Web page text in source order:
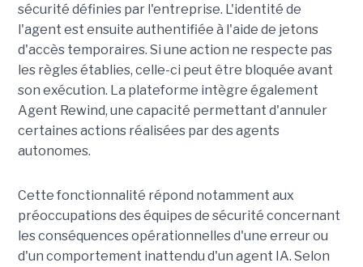
sécurité définies par l'entreprise. L'identité de
l'agent est ensuite authentifiée à l'aide de jetons
d'accès temporaires. Si une action ne respecte pas
les règles établies, celle-ci peut être bloquée avant
son exécution. La plateforme intègre également
Agent Rewind, une capacité permettant d'annuler
certaines actions réalisées par des agents
autonomes.
Cette fonctionnalité répond notamment aux
préoccupations des équipes de sécurité concernant
les conséquences opérationnelles d'une erreur ou
d'un comportement inattendu d'un agent IA. Selon